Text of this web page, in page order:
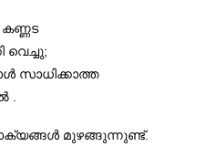
കണ്ണട
വെച്ചു;
സാധിക്കാത്ത
.
മുഴങ്ങുന്നുണ്ട്.